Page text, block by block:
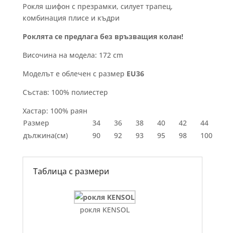
Рокля шифон с презрамки, силует трапец,
комбинация плисе и къдри
Роклята се предлага без връзващия колан!
Височина на модела: 172 cm
Моделът е облечен с размер EU36
Състав: 100% полиестер
Хастар: 100% раян
Размер
34 36 38 40 42
44
дължина(см)
90 92 93 95 98 100
Таблица с размери
рокля KENSOL